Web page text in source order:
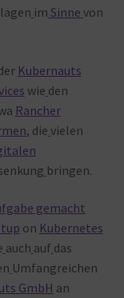
im Sinne von
Kubernauts
wie den
Rancher
, die vielen
bringen.
gemacht
on Kubernetes
auch auf das
Umfangreichen
GmbH an